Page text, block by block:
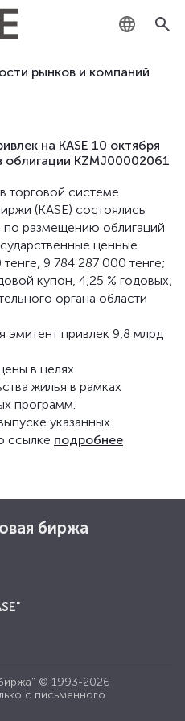
KZ
EN
рынков и компаний
на KASE 10 октября
облигации KZMJ00002061
торговой системе
(KASE) состоялись
по размещению облигаций
ценные
9 784 287 000 тенге;
купон, 4,25 % годовых;
органа области
эмитент привлек 9,8 млрд
в целях
жилья в рамках
программ.
указанных
ссылке подробнее
биржа
© 1993-2026
с письменного